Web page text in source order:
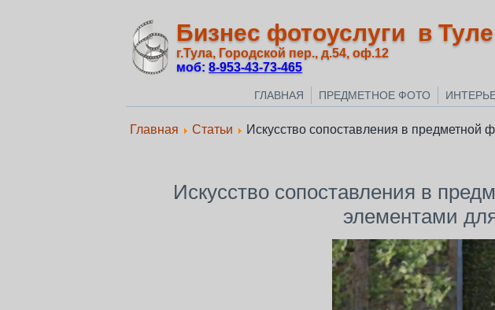
Бизнес фотоуслуги в Туле
г.Тула, Городской пер., д.54, оф.12
моб: 8‑953‑43‑73‑465
ГЛАВНАЯ ПРЕДМЕТНОЕ ФОТО
Главная Статьи Искусство сопоставления в предметной
Искусство сопоставления в
элементами